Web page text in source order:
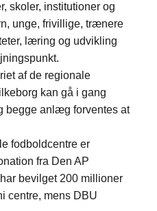
skoler, institutioner og
unge, frivillige, trænere
læring og udvikling
af de regionale
kan gå i gang
begge anlæg forventes at
fodboldcentre er
fra Den AP
bevilget 200 millioner
centre, mens DBU